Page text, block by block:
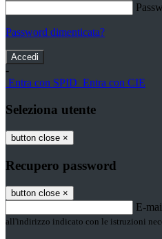
Password dimenticata?
-
Entra con SPID Entra con CIE
Seleziona utente
button close ×
Recupero password
button close ×
E-
all'indirizzo indicato con le istruzioni